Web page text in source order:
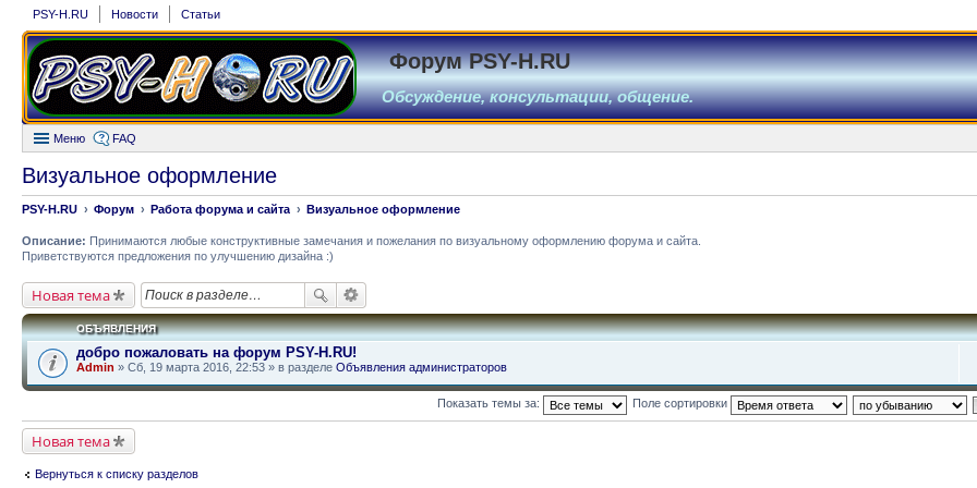
PSY-H.RU Новости Статьи
Форум PSY-H.RU
Обсуждение, консультации, общение.
Меню FAQ
Визуальное оформление
PSY-H.RU Форум Работа форума и сайта Визуальное оформление
Описание: Принимаются любые конструктивные замечания и пожелания по визуальному оформлению форума и сайта.
Приветствуются предложения по улучшению дизайна :)
Новая тема
ОБЪЯВЛЕНИЯ
добро пожаловать на форум PSY-H.RU!
Admin » Сб, 19 марта 2016, 22:53 » в разделе Объявления администраторов
Показать темы за: Поле сортировки
Новая тема
Вернуться к списку разделов